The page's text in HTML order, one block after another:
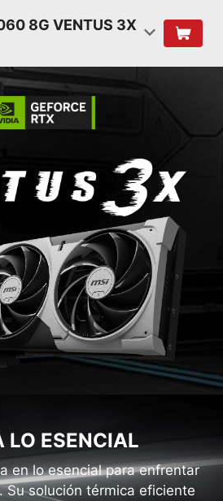
8G VENTUS 3X
LO ESENCIAL
en lo esencial para enfrentar
Su solución térmica eficiente